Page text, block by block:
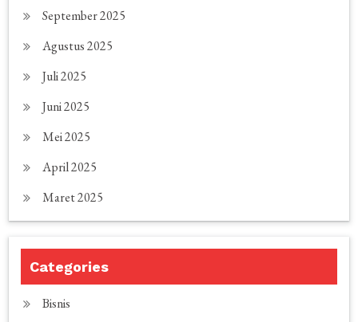
September 2025
Agustus 2025
Juli 2025
Juni 2025
Mei 2025
April 2025
Maret 2025
Categories
Bisnis